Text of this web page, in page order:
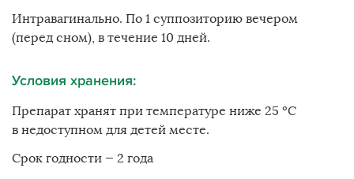
Интравагинально. По 1 суппозиторию вечером
(перед сном), в течение 10 дней.
Условия хранения:
Препарат хранят при температуре ниже 25 ºС
в недоступном для детей месте.
Срок годности — 2 года